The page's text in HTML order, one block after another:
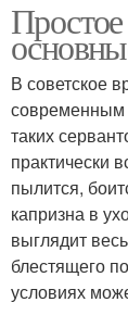
В советское
современным
таких
практически
пылится,
капризна в
выглядит
блестящего
условиях